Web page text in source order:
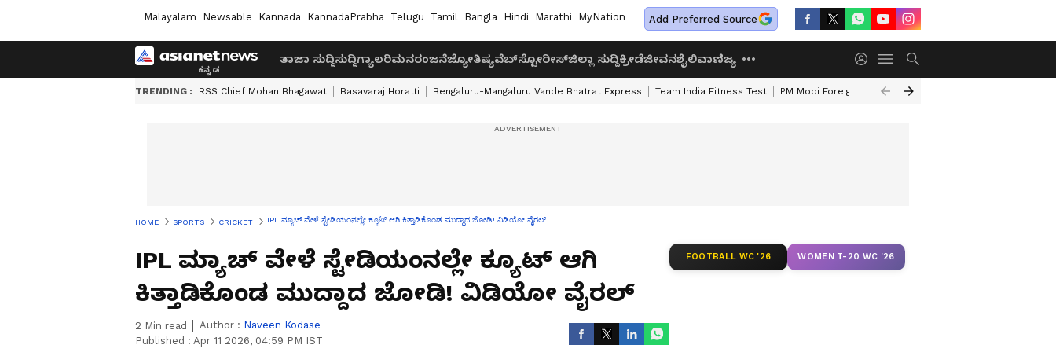
Malayalam Newsable Kannada KannadaPrabha Telugu Tamil Bangla Hindi Marathi MyNation Add Preferred Source
ತಾಜಾ ಸುದ್ದಿಸುದ್ದಿಗ್ಯಾಲರಿಮನರಂಜನೆಜ್ಯೋತಿಷ್ಯವೆಬ್‌ಸ್ಟೋರೀಸ್ಜಿಲ್ಲಾ ಸುದ್ದಿಕ್ರೀಡೆಜೀವನಶೈಲಿವಾಣಿಜ್ಯ
TRENDING : RSS Chief Mohan Bhagawat Basavaraj Horatti Bengaluru-Mangaluru Vande Bhatrat Express Team India Fitness Test PM Modi Foreign Travel Expenditure
HOME SPORTS CRICKET IPL ಮ್ಯಾಚ್ ವೇಳೆ ಸ್ಟೇಡಿಯಂನಲ್ಲೇ ಕ್ಯೂಟ್ ಆಗಿ ಕಿತ್ತಾಡಿಕೊಂಡ ಮುದ್ದಾದ ಜೋಡಿ! ವಿಡಿಯೋ ವೈರಲ್
IPL ಮ್ಯಾಚ್ ವೇಳೆ ಸ್ಟೇಡಿಯಂನಲ್ಲೇ ಕ್ಯೂಟ್ ಆಗಿ
ಕಿತ್ತಾಡಿಕೊಂಡ ಮುದ್ದಾದ ಜೋಡಿ! ವಿಡಿಯೋ ವೈರಲ್
2 Min read Author : Naveen Kodase
Published : Apr 11 2026, 04:59 PM IST
FOOTBALL WC '26 WOMEN T-20 WC '26